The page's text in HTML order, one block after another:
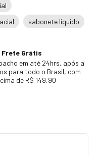
sabonete liquido
Grátis
em até 24hrs, após a
para todo o Brasil, com
de R$ 149,90